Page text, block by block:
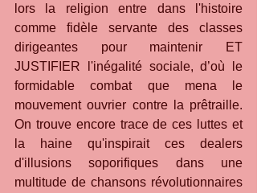
lors la religion entre dans l'histoire
comme fidèle servante des classes
dirigeantes pour maintenir ET
JUSTIFIER l'inégalité sociale, d’où le
formidable combat que mena le
mouvement ouvrier contre la prêtraille.
On trouve encore trace de ces luttes et
la haine qu'inspirait ces dealers
d'illusions soporifiques dans une
multitude de chansons révolutionnaires